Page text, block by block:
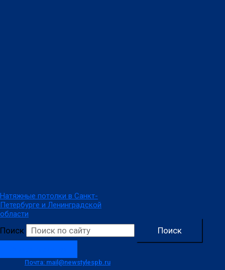
Натяжные потолки в Санкт-
Петербурге и Ленинградской
области
Поиск Поиск
Почта: mail@newstylespb.ru